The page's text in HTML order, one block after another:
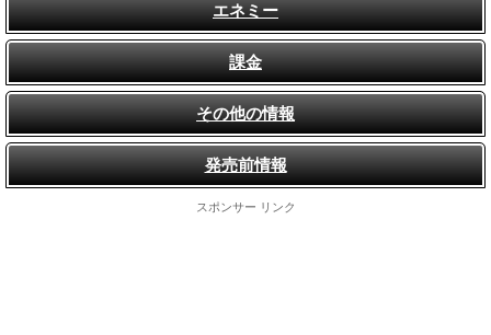
エネミー
課金
その他の情報
発売前情報
スポンサー リンク